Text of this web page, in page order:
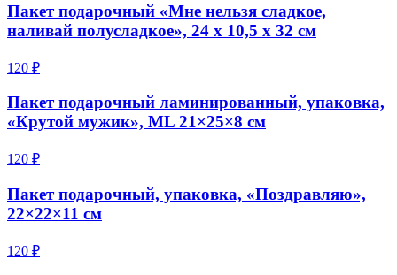
Пакет подарочный «Мне нельзя сладкое,
наливай полусладкое», 24 х 10,5 х 32 см
120 ₽
Пакет подарочный ламинированный, упаковка,
«Крутой мужик», ML 21×25×8 см
120 ₽
Пакет подарочный, упаковка, «Поздравляю»,
22×22×11 см
120 ₽